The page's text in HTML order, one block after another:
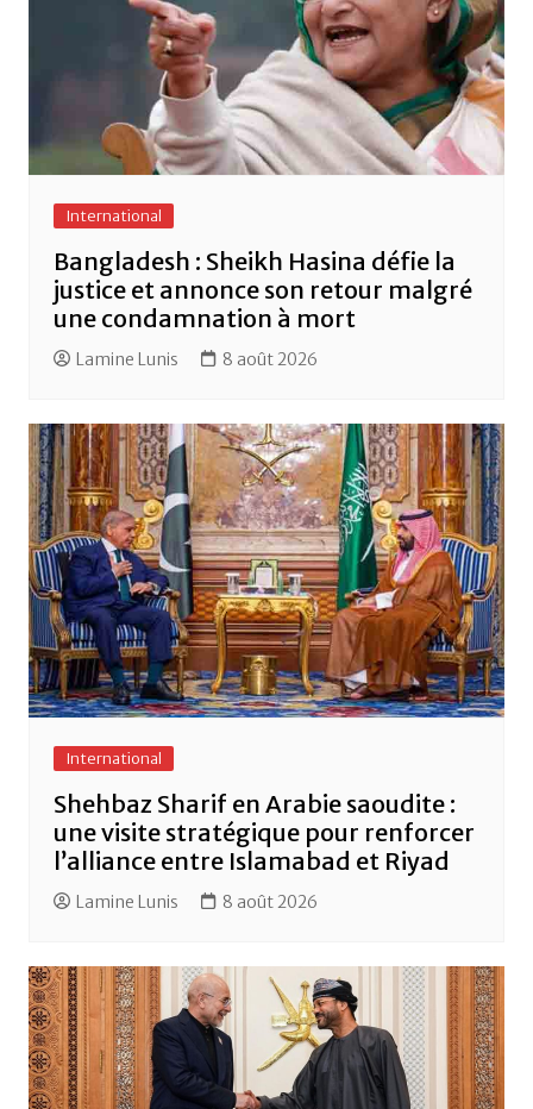
International
Bangladesh : Sheikh Hasina défie la
justice et annonce son retour malgré
une condamnation à mort
Lamine Lunis 8 août 2026
International
Shehbaz Sharif en Arabie saoudite :
une visite stratégique pour renforcer
l’alliance entre Islamabad et Riyad
Lamine Lunis 8 août 2026